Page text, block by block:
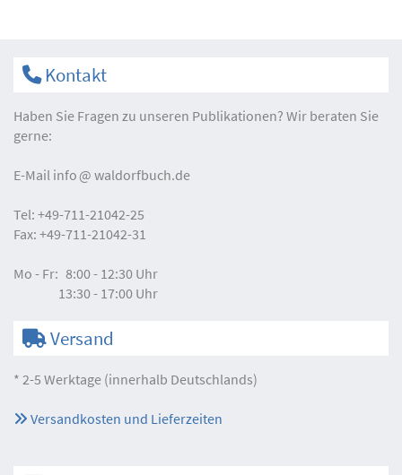
Kontakt
Haben Sie Fragen zu unseren Publikationen? Wir beraten Sie
gerne:
E-Mail info waldorfbuch.de
Tel: +49-711-21042-25
Fax: +49-711-21042-31
Mo - Fr: 8:00 - 12:30 Uhr
13:30 - 17:00 Uhr
Versand
* 2-5 Werktage (innerhalb Deutschlands)
Versandkosten und Lieferzeiten